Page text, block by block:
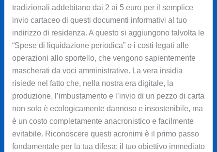
tradizionali addebitano dai 2 ai 5 euro per il semplice
invio cartaceo di questi documenti informativi al tuo
indirizzo di residenza. A questo si aggiungono talvolta le
“Spese di liquidazione periodica” o i costi legati alle
operazioni allo sportello, che vengono sapientemente
mascherati da voci amministrative. La vera insidia
risiede nel fatto che, nella nostra era digitale, la
produzione, l’imbustamento e l’invio di un pezzo di carta
non solo è ecologicamente dannoso e insostenibile, ma
è un costo completamente anacronistico e facilmente
evitabile. Riconoscere questi acronimi è il primo passo
fondamentale per la tua difesa: il tuo obiettivo immediato